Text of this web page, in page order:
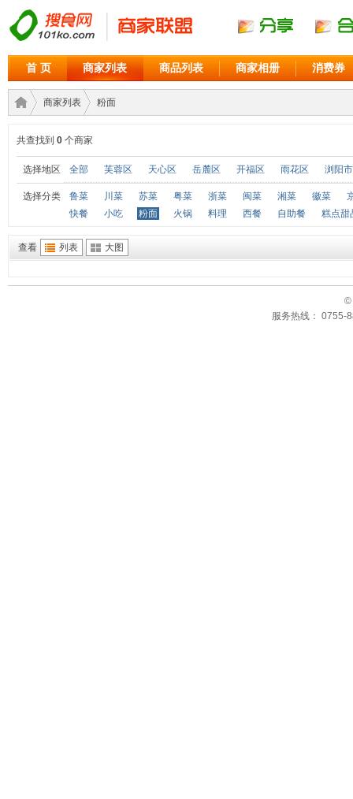
首 页 商家列表 商品列表 商家相册 消费券
商家›
商家列表
›
粉面
共查找到 0 个商家
选择地区 全部 芙蓉区 天心区 岳麓区 开福区 雨花区 浏阳市
选择分类 鲁菜 川菜 苏菜 粤菜 浙菜 闽菜 湘菜 徽菜
快餐
小吃 粉面 火锅 料理 西餐 自助餐 糕点甜
查看 列表 大图
©
服务热线： 0755-